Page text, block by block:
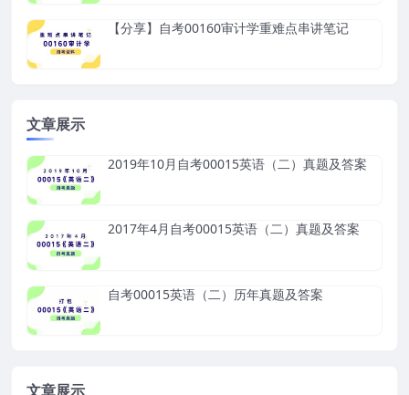
【分享】自考00160审计学重难点串讲笔记
文章展示
2019年10月自考00015英语（二）真题及答案
2017年4月自考00015英语（二）真题及答案
自考00015英语（二）历年真题及答案
文章展示